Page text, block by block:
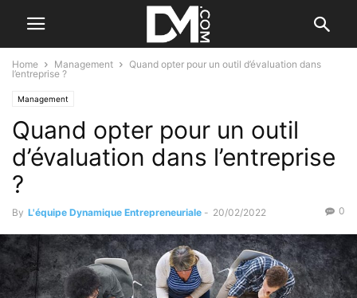
Home Management
Quand opter pour un outil d’évaluation dans
l’entreprise ?
Management
Quand opter pour un outil
d’évaluation dans l’entreprise
?
By L'équipe Dynamique Entrepreneuriale - 20/02/2022 0